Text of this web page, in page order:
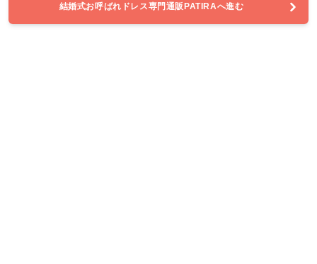
結婚式お呼ばれドレス専門通販PATIRAへ進む